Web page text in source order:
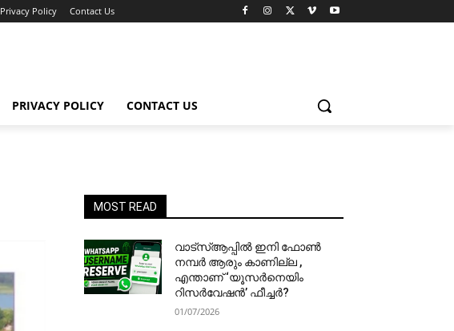
Privacy Policy Contact Us
PRIVACY POLICY CONTACT US
MOST READ
വാട്‌സ്ആപ്പിൽ ഇനി ഫോൺ
നമ്പർ ആരും കാണില്ല ,
എന്താണ് ‘യൂസർനെയിം
റിസർവേഷൻ’ ഫീച്ചർ?
01/07/2026